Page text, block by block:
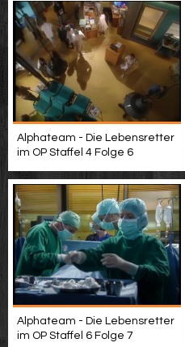
Alphateam - Die Lebensretter
im OP Staffel 4 Folge 6
Alphateam - Die Lebensretter
im OP Staffel 6 Folge 7